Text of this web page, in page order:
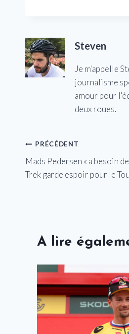
Steven
Je m'appelle
journalisme
amour pour
deux roues.
Navigation
de
PRÉCÉDENT
Mads Pedersen « a besoin
Trek garde espoir pour le
A lire